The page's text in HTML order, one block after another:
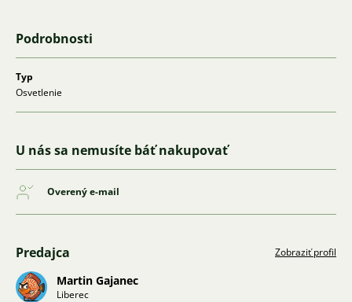
Podrobnosti
Typ
Osvetlenie
U nás sa nemusíte báť nakupovať
Overený e-mail
Predajca Zobraziť profil
Martin Gajanec
Liberec